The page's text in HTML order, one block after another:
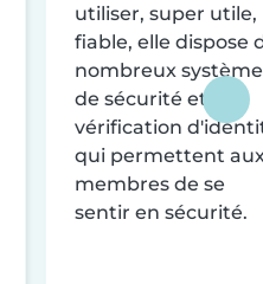
utiliser, super utile,
fiable, elle dispose
nombreux
de sécurité et de
vérification
qui permettent
membres de se
sentir en sécurité.